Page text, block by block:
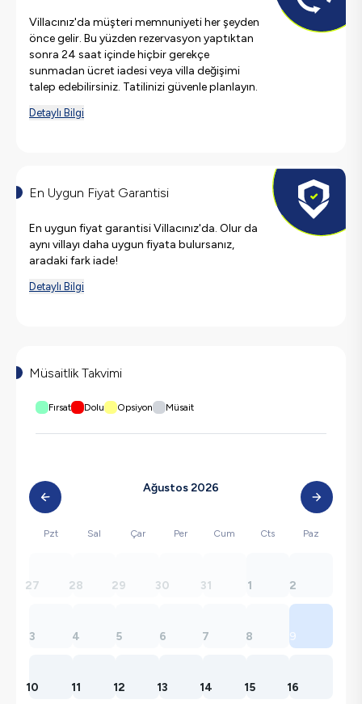
Villacınız'da müşteri memnuniyeti her şeyden
önce gelir. Bu yüzden rezervasyon yaptıktan
sonra 24 saat içinde hiçbir gerekçe
sunmadan ücret iadesi veya villa değişimi
talep edebilirsiniz. Tatilinizi güvenle planlayın.
Detaylı Bilgi
En Uygun Fiyat Garantisi
En uygun fiyat garantisi Villacınız'da. Olur da
aynı villayı daha uygun fiyata bulursanız,
aradaki fark iade!
Detaylı Bilgi
Müsaitlik Takvimi
Fırsat Dolu Opsiyon Müsait
Ağustos 2026
Pzt Sal Çar Per Cum Cts Paz
27 28 29 30 31 1 2
3 4 5 6 7 8 9
10 11 12 13 14 15 16